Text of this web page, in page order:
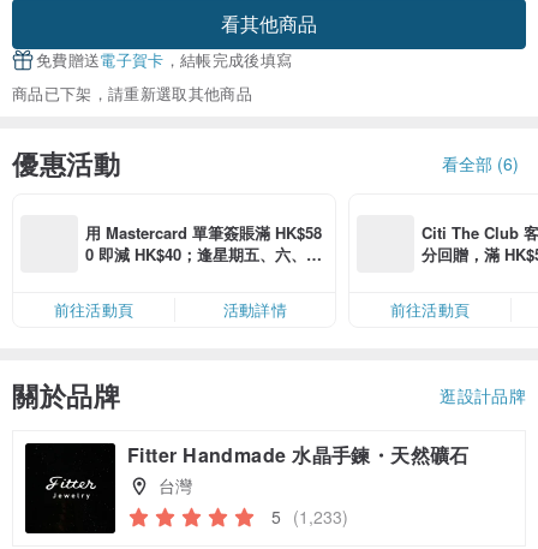
看其他商品
免費贈送電子賀卡 ，結帳完成後填寫
商品已下架，請重新選取其他商品
優惠活動 看全部 (6)
用 Mastercard 單筆簽賬滿 HK$58
0 即減 HK$40；逢星期五、六、日
限，額滿即止，僅限「常用信用
卡」結帳）
前往活動頁 活動詳情
Citi The Club
分回贈，滿
前往活動頁
關於品牌 逛設計品牌
Fitter Handmade 水晶手鍊・天然礦石
台灣
5 (1,233)